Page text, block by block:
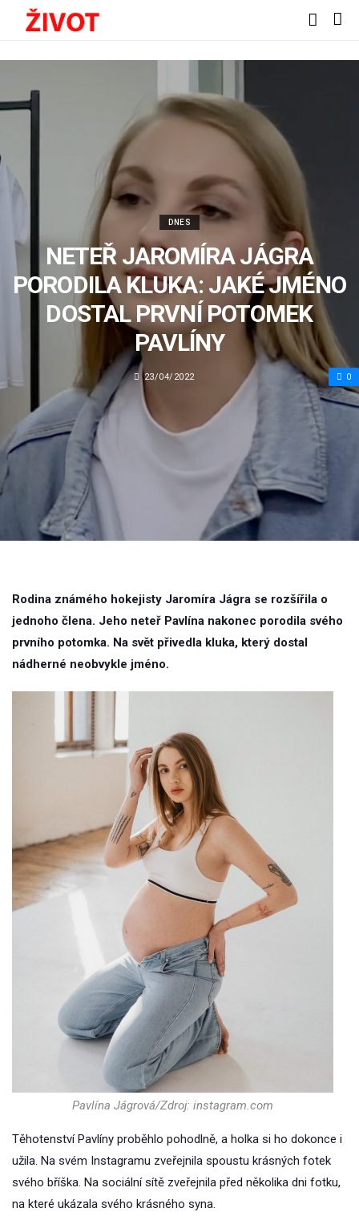
DNES
NETEŘ JAROMÍRA JÁGRA
PORODILA KLUKA: JAKÉ JMÉNO
DOSTAL PRVNÍ POTOMEK
PAVLÍNY
23/04/2022 0
Rodina známého hokejisty Jaromíra Jágra se rozšířila o
jednoho člena. Jeho neteř Pavlína nakonec porodila svého
prvního potomka. Na svět přivedla kluka, který dostal
nádherné neobvykle jméno.
Pavlína Jágrová/Zdroj: instagram.com
Těhotenství Pavlíny proběhlo pohodlně, a holka si ho dokonce i
užila. Na svém Instagramu zveřejnila spoustu krásných fotek
svého bříška. Na sociální sítě zveřejnila před několika dni fotku,
na které ukázala svého krásného syna.